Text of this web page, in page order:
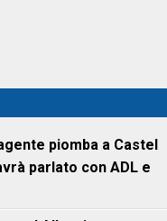
piomba a Castel
parlato con ADL e